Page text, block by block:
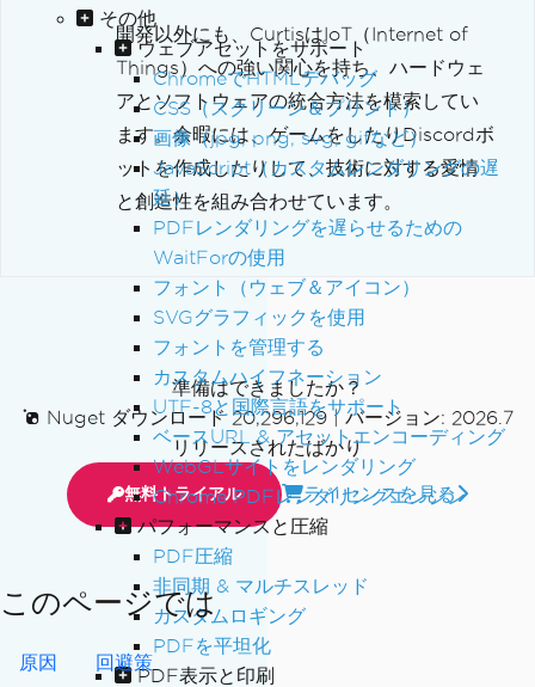
その他
ウェブアセットをサポート
ChromeでHTMLデバッグ
CSS（スクリーン＆プリント）
画像（jpg, png, svg, gifなど）
JavaScript（カスタムレンダリングの遅
延）
PDFレンダリングを遅らせるための
WaitForの使用
フォント（ウェブ＆アイコン）
SVGグラフィックを使用
フォントを管理する
カスタムハイフネーション
UTF-8と国際言語をサポート
ベースURL & アセットエンコーディング
WebGLサイトをレンダリング
Chrome PDFレンダリングエンジン
パフォーマンスと圧縮
PDF圧縮
非同期 & マルチスレッド
カスタムロギング
PDFを平坦化
PDF表示と印刷
開発以外にも、CurtisはIoT（Internet of
Things）への強い関心を持ち、ハードウェ
アとソフトウェアの統合方法を模索してい
ます。余暇には、ゲームをしたりDiscordボ
ットを作成したりして、技術に対する愛情
と創造性を組み合わせています。
準備はできましたか？
Nuget ダウンロード 20,296,129 | バージョン: 2026.7
リリースされたばかり
無料トライアル ライセンスを見る
このページでは
原因 回避策